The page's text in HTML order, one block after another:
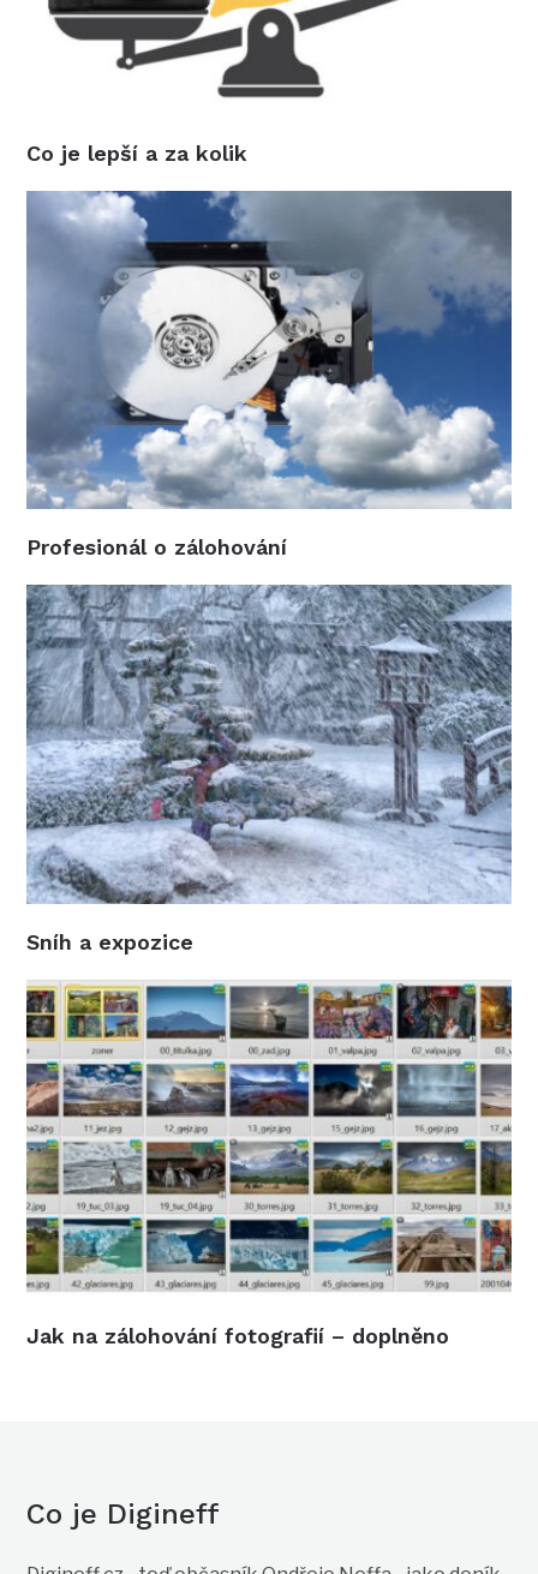
Co je lepší a za kolik
Profesionál o zálohování
Sníh a expozice
Jak na zálohování fotografií – doplněno
Co je Digineff